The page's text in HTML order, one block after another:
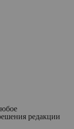
редакции